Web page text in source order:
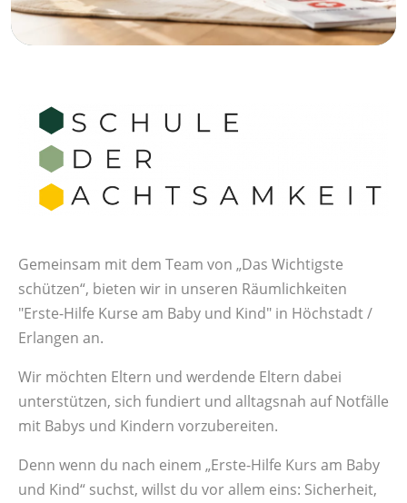
Gemeinsam mit dem Team von „Das Wichtigste
schützen“, bieten wir in unseren Räumlichkeiten
"Erste-Hilfe Kurse am Baby und Kind" in Höchstadt /
Erlangen an.
Wir möchten Eltern und werdende Eltern dabei
unterstützen, sich fundiert und alltagsnah auf Notfälle
mit Babys und Kindern vorzubereiten.
Denn wenn du nach einem „Erste-Hilfe Kurs am Baby
und Kind“ suchst, willst du vor allem eins: Sicherheit,